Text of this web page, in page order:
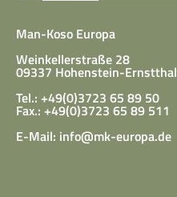
Man-Koso Europa
Weinkellerstraße 28
09337 Hohenstein-Ernstthal
Tel.: +49(0)3723 65 89 50
Fax.: +49(0)3723 65 89 511
E-Mail: info@mk-europa.de